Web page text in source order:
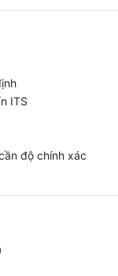
ITS
độ chính xác